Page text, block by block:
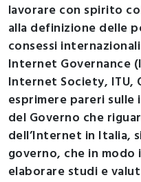
lavorare con spirito
alla definizione delle
consessi
Internet Governance
Internet Society, ITU,
esprimere pareri
del Governo che
dell’Internet in Italia,
governo, che in
elaborare studi e